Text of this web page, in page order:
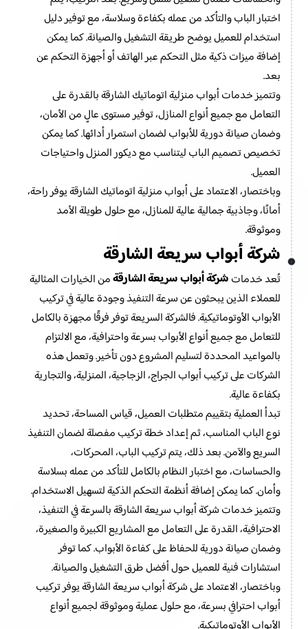
اختبار الباب والتأكد من عمله بكفاءة وسلاسة، مع توفير دليل
استخدام للعميل يوضح طريقة التشغيل والصيانة. كما يمكن
إضافة ميزات ذكية مثل التحكم عبر الهاتف أو أجهزة التحكم عن
بعد.
وتتميز خدمات أبواب منزلية اتوماتيك الشارقة بالقدرة على
التعامل مع جميع أنواع المنازل، توفير مستوى عالٍ من الأمان،
وضمان صيانة دورية للأبواب لضمان استمرار أدائها. كما يمكن
تخصيص تصميم الباب ليتناسب مع ديكور المنزل واحتياجات
العميل.
وباختصار، الاعتماد على أبواب منزلية اتوماتيك الشارقة يوفر راحة،
أمانًا، وجاذبية جمالية عالية للمنازل، مع حلول طويلة الأمد
وموثوقة.
شركة أبواب سريعة الشارقة
تُعد خدماتشركة أبواب سريعة الشارقةمن الخيارات المثالية
للعملاء الذين يبحثون عن سرعة التنفيذ وجودة عالية في تركيب
الأبواب الأوتوماتيكية. فالشركة السريعة توفر فرقًا مجهزة بالكامل
للتعامل مع جميع أنواع الأبواب بسرعة واحترافية، مع الالتزام
بالمواعيد المحددة لتسليم المشروع دون تأخير. وتعمل هذه
الشركات على تركيب أبواب الجراج، الزجاجية، المنزلية، والتجارية
بكفاءة عالية.
تبدأ العملية بتقييم متطلبات العميل، قياس المساحة، تحديد
نوع الباب المناسب، ثم إعداد خطة تركيب مفصلة لضمان التنفيذ
السريع والآمن. بعد ذلك، يتم تركيب الباب، المحركات،
والحساسات، مع اختبار النظام بالكامل للتأكد من عمله بسلاسة
وأمان. كما يمكن إضافة أنظمة التحكم الذكية لتسهيل الاستخدام.
وتتميز خدمات شركة أبواب سريعة الشارقة بالسرعة في التنفيذ،
الاحترافية، القدرة على التعامل مع المشاريع الكبيرة والصغيرة،
وضمان صيانة دورية للحفاظ على كفاءة الأبواب. كما توفر
استشارات فنية للعميل حول أفضل طرق التشغيل والصيانة.
وباختصار، الاعتماد على شركة أبواب سريعة الشارقة يوفر تركيب
أبواب احترافي بسرعة، مع حلول عملية وموثوقة لجميع أنواع